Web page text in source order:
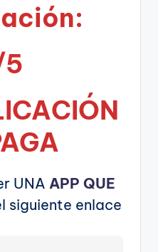
CIÓN
UNA APP QUE
siguiente enlace